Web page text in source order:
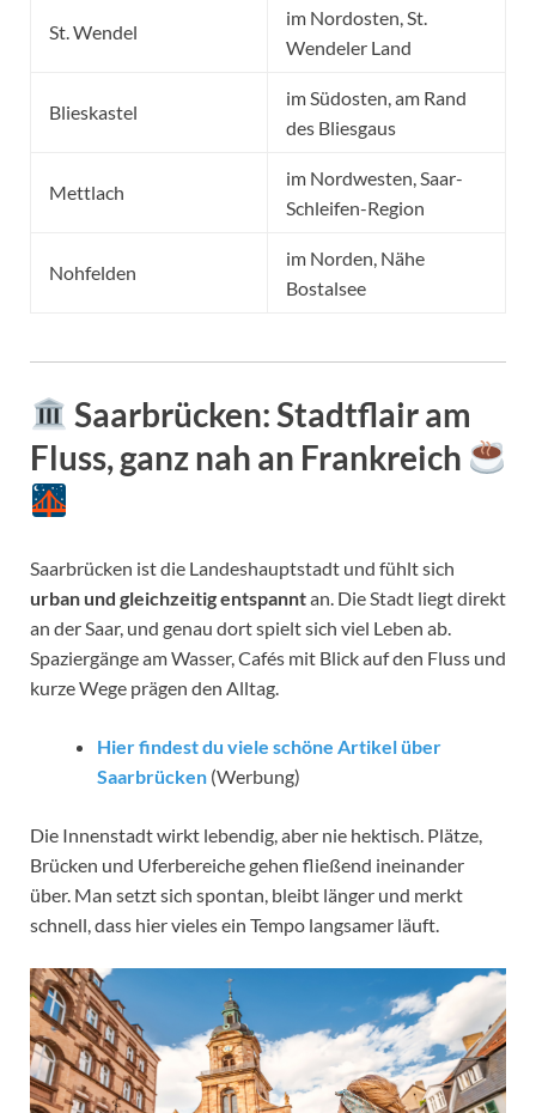
St. Wendel
im Nordosten, St.
Wendeler Land
Blieskastel
im Südosten, am Rand
des Bliesgaus
Mettlach
im Nordwesten, Saar-
Schleifen-Region
Nohfelden
im Norden, Nähe
Bostalsee
Saarbrücken: Stadtflair am
Fluss, ganz nah an Frankreich
Saarbrücken ist die Landeshauptstadt und fühlt sich
urban und gleichzeitig entspanntan. Die Stadt liegt direkt
an der Saar, und genau dort spielt sich viel Leben ab.
Spaziergänge am Wasser, Cafés mit Blick auf den Fluss und
kurze Wege prägen den Alltag.
Hier findest du viele schöne Artikel über
Saarbrücken (Werbung)
Die Innenstadt wirkt lebendig, aber nie hektisch. Plätze,
Brücken und Uferbereiche gehen fließend ineinander
über. Man setzt sich spontan, bleibt länger und merkt
schnell, dass hier vieles ein Tempo langsamer läuft.